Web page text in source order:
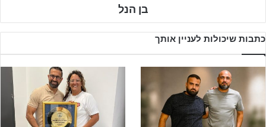
בן הנל
כתבות שיכולות לעניין אותך